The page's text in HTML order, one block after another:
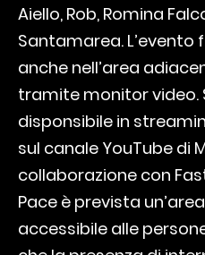
Aiello, Rob, Romina
Santamarea. L’evento
anche nell’area
tramite monitor video.
disponsibile in
sul canale YouTube di
collaborazione con
Pace è prevista
accessibile alle